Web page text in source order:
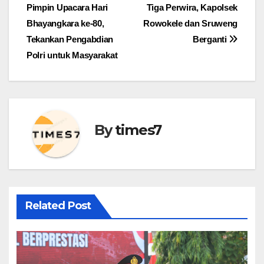
pos
Tiga Perwira, Kapolsek
Rowokele dan Sruweng
Berganti
Pimpin Upacara Hari
Bhayangkara ke-80,
Tekankan Pengabdian
Polri untuk Masyarakat
Bytimes7
Related Post